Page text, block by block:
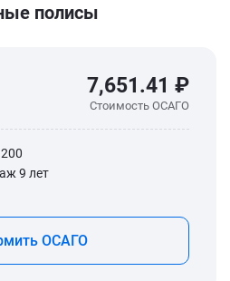
полисы
7,651.41 ₽
Стоимость ОСАГО
9 лет
ОСАГО